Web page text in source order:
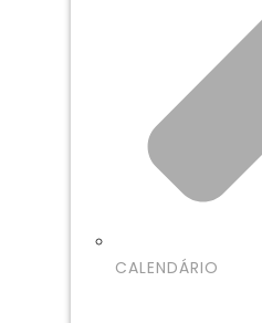
CALENDÁRIO